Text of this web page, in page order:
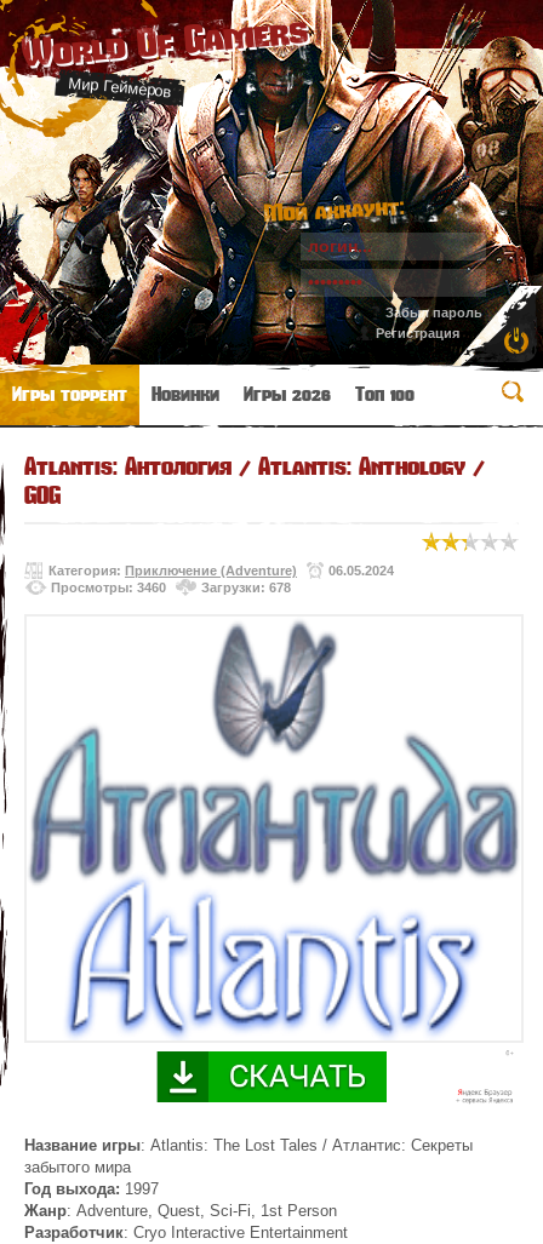
World Of Gamers
Мир Геймеров
Мой аккаунт:
Забыл пароль
Регистрация
Игры торрент Новинки Игры 2026 Топ 100
Atlantis: Антология / Atlantis: Anthology /
GOG
Категория: Приключение (Adventure)
06.05.2024
Просмотры: 3460
Загрузки: 678
Название игры: Atlantis: The Lost Tales / Атлантис: Секреты
забытого мира
Год выхода: 1997
Жанр: Adventure, Quest, Sci-Fi, 1st Person
Разработчик: Cryo Interactive Entertainment